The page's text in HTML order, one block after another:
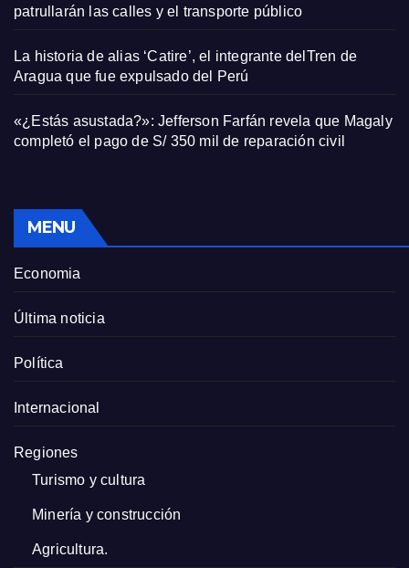
patrullarán las calles y el transporte público
La historia de alias ‘Catire’, el integrante delTren de
Aragua que fue expulsado del Perú
«¿Estás asustada?»: Jefferson Farfán revela que Magaly
completó el pago de S/ 350 mil de reparación civil
MENU
Economia
Última noticia
Política
Internacional
Regiones
Turismo y cultura
Minería y construcción
Agricultura.